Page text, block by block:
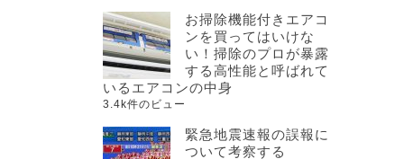
お掃除機能付きエアコ
ンを買ってはいけな
い！掃除のプロが暴露
する高性能と呼ばれて
いるエアコンの中身
3.4k件のビュー
緊急地震速報の誤報に
ついて考察する